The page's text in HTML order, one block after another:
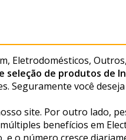
Eletrodomésticos,
seleção de produtos de
Seguramente você
site. Por outro lado,
benefícios em